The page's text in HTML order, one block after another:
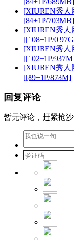
[XIUREN秀人
[84+1P/703MB]
[XIUREN秀人
[[108+1P/0.97G
[XIUREN秀人
[[102+1P/
[XIUREN秀人
[[89+1P/878M]
回复评论
暂无评论，赶紧抢